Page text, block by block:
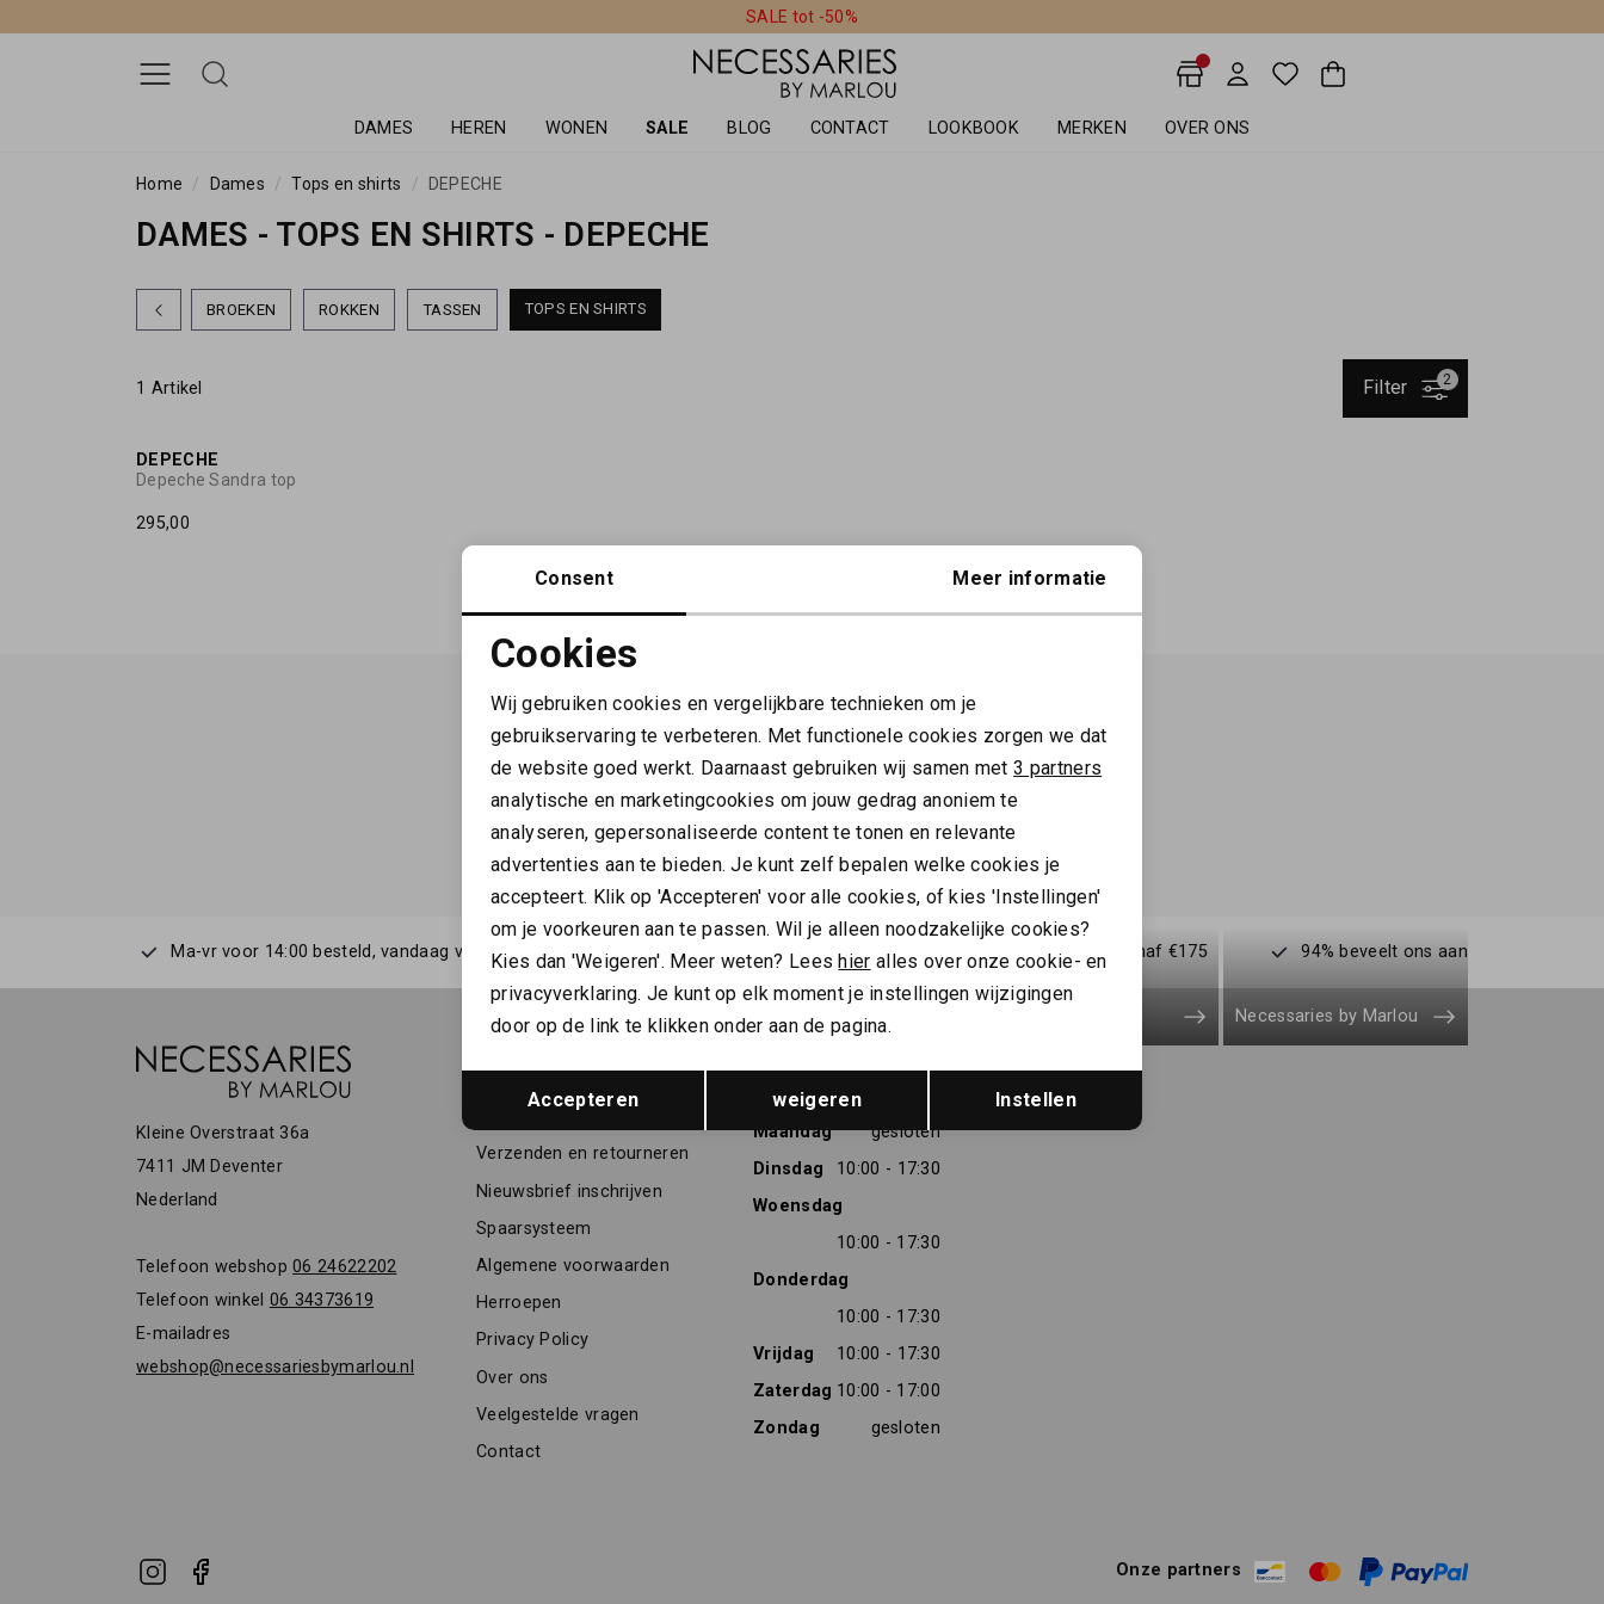
SALE tot -50%
DAMES HEREN WONEN SALE BLOG CONTACT LOOKBOOK MERKEN OVER ONS
Home Dames Tops en shirts DEPECHE
DAMES - TOPS EN SHIRTS - DEPECHE
BROEKEN ROKKEN TASSEN TOPS EN SHIRTS
1 Artikel 2
Filter
DEPECHE
Depeche Sandra top
295,00
ALTIJD ALS EERSTE OP DE HOOGTE ZIJN?
Schrijf je in en ontvang 10% korting op je 1e bestelling
AANMELDEN
Hoe we met je data omgaan? Bekijk dit in onze
privacyverklaring.
Ma-vr voor 14:00 besteld, vandaag verstuurd Meld je aan voor de nieuwsbrief Gratis verzenden vanaf €175 94% beveelt ons aan
Kleine Overstraat 36a
7411 JM Deventer
Nederland
Telefoon webshop06 24622202
Telefoon winkel 06 34373619
E-mailadres
webshop@necessariesbymarlou.nl
KLANTENSERVICE
Verzenden en retourneren
Nieuwsbrief inschrijven
Spaarsysteem
Algemene voorwaarden
Herroepen
Privacy Policy
Over ons
Veelgestelde vragen
Contact
OPENINGSTIJDEN
Maandag
gesloten
Dinsdag
10:00 - 17:30
Woensdag
10:00 - 17:30
Donderdag
10:00 - 17:30
Vrijdag
10:00 - 17:30
Zaterdag 10:00 - 17:00
Zondag
gesloten
Necessaries by Marlou
Onze partners
Noodzakelijke cookies
Analytische cookies Marketing cookies
Terug Opslaan
Consent Meer informatie
Cookies
Wij gebruiken cookies en vergelijkbare technieken om je
gebruikservaring te verbeteren. Met functionele cookies zorgen we dat
de website goed werkt. Daarnaast gebruiken wij samen met3 partners
analytische en marketingcookies om jouw gedrag anoniem te
analyseren, gepersonaliseerde content te tonen en relevante
advertenties aan te bieden. Je kunt zelf bepalen welke cookies je
accepteert. Klik op 'Accepteren' voor alle cookies, of kies 'Instellingen'
om je voorkeuren aan te passen. Wil je alleen noodzakelijke cookies?
Kies dan 'Weigeren'. Meer weten? Leeshier alles over onze cookie- en
privacyverklaring. Je kunt op elk moment je instellingen wijzigingen
door op de link te klikken onder aan de pagina.
Accepteren weigeren Instellen